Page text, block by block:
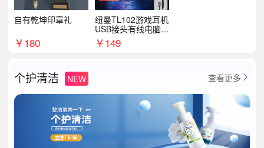
自有乾坤印章礼
￥180
纽曼TL102游戏耳机
USB接头有线电脑耳
机耳麦
￥149
个护清洁 NEW 查看更多 